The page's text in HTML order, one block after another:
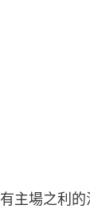
有主場之利